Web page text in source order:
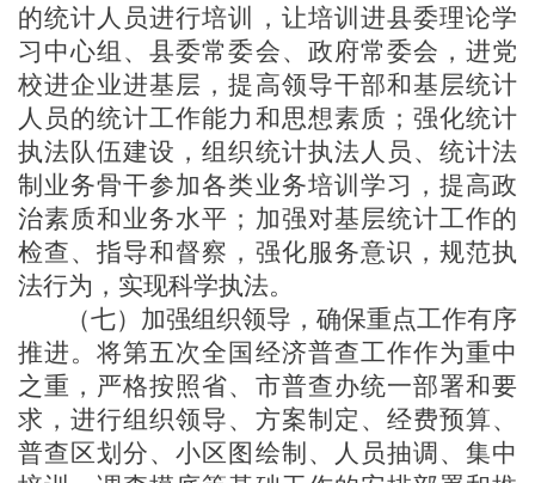
的统计人员进行培训， 让培训进县委理论学
习中心组、县委常委会、政府常委会，进党
校进企业进基层，提高领导干部和基层统计
人员的统计工作能力和思想素质；强化统计
执法队伍建设，组织统计执法人员、统计法
制业务骨干参加各类业务培训学习，提高政
治素质和业务水平；加强对基层统计工作的
检查、指导和督察，强化服务意识，规范执
法行为，实现科学执法。
（七）加强组织领导，确保重点工作有序
推进。将第五次全国经济普查工作作为重中
之重，严格按照省、市普查办统一部署和要
求，进行组织领导、方案制定、经费预算、
普查区划分、小区图绘制、人员抽调、集中